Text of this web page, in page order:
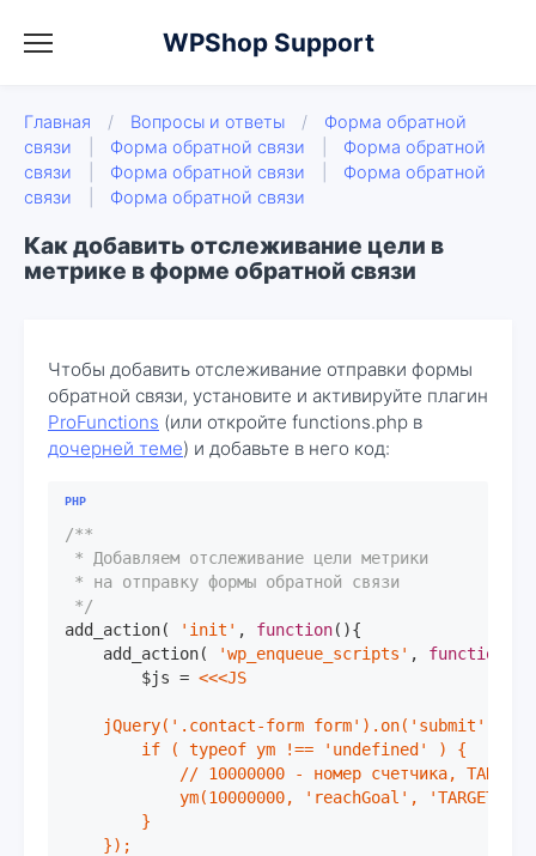
WPShop Support
Главная / Вопросы и ответы /
Форма обратной
связи
Форма обратной связи
Форма обратной
связи
Форма обратной связи
Форма обратной
связи
Форма обратной связи
Как добавить отслеживание цели в
метрике в форме обратной связи
Чтобы добавить отслеживание отправки формы
обратной связи, установите и активируйте плагин
ProFunctions (или откройте functions.php в
дочерней теме) и добавьте в него код:
/**
* Добавляем отслеживание цели метрики
* на отправку формы обратной связи
*/
add_action(
'init' , function(){
    add_action(
'wp_enqueue_scripts' , function
        $js =
<<<JS
jQuery('.contact-form form').on('submit',
        if ( typeof ym !== 'undefined' ) {
// 10000000 - номер счетчика,
ym(10000000, 'reachGoal',
        }
    });